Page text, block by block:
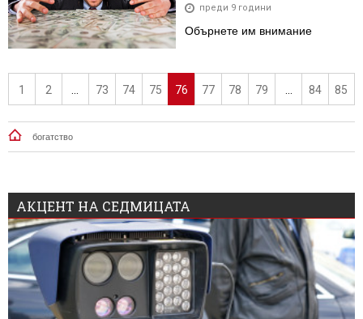
преди 9 години
Обърнете им внимание
1 2 ... 73 74 75 76 77 78 79 ... 84 85
богатство
АКЦЕНТ НА СЕДМИЦАТА